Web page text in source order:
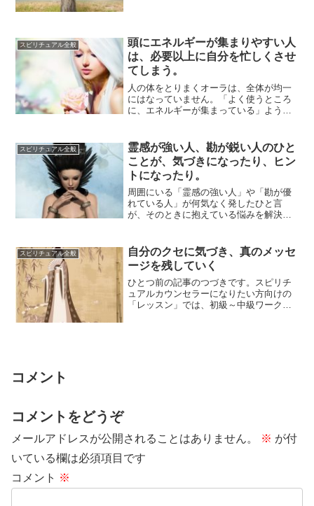
スピリチュアル全般
頭にエネルギーが集まりやすい人
は、必要以上に自分を忙しくさせ
てしまう。
人の体をとりまくオーラは、全体が均一
にはなっていません。「よく使うところ
に、エネルギーが集まっている」ようす
スピリチュアル全般
霊感が強い人、勘が鋭い人のひと
ことが、気づきになったり、ヒン
トになったり。
周囲にいる「霊感の強い人」や「勘が優
れている人」が何気なく発したひと言
が、そのときに抱えている悩みを解決す
スピリチュアル全般
自分のクセに気づき、真のメッセ
ージを残していく
ひとつ前の記事のつづきです。スピリチ
ュアルカウンセラーになりたい方向けの
「レッスン」では、初級～中級ワークで
コメント
コメントをどうぞ
メールアドレスが公開されることはありません。 ※ が付
いている欄は必須項目です
コメント ※